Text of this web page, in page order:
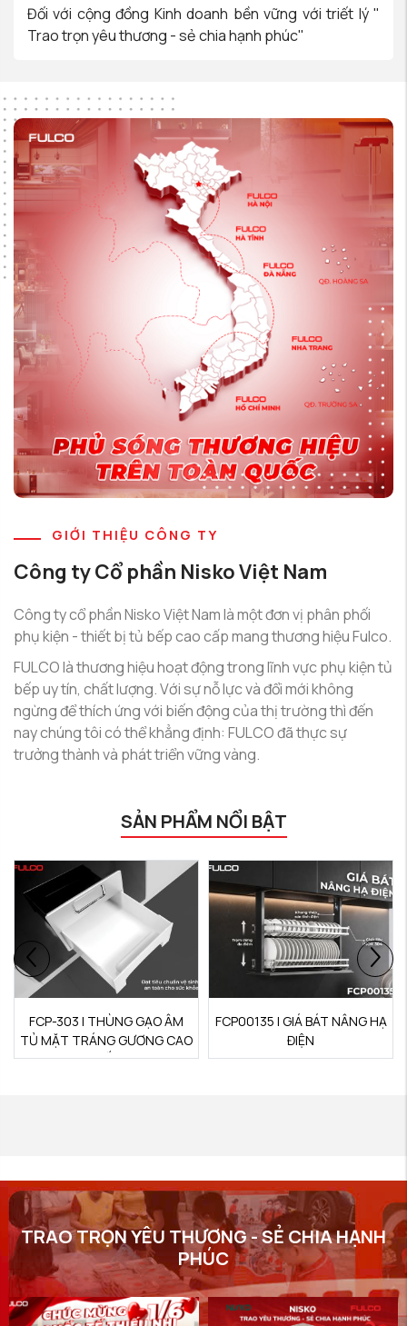
Đối với cộng đồng Kinh doanh bền vững với triết lý "
Trao trọn yêu thương - sẻ chia hạnh phúc"
GIỚI THIỆU CÔNG TY
Công ty Cổ phần Nisko Việt Nam
Công ty cổ phần Nisko Việt Nam là một đơn vị phân phối
phụ kiện - thiết bị tủ bếp cao cấp mang thương hiệu Fulco.
FULCO là thương hiệu hoạt động trong lĩnh vực phụ kiện tủ
bếp uy tín, chất lượng. Với sự nỗ lực và đổi mới không
ngừng để thích ứng với biến động của thị trường thì đến
nay chúng tôi có thể khẳng định: FULCO đã thực sự
trưởng thành và phát triển vững vàng.
SẢN PHẨM NỔI BẬT
FCP-303 | THÙNG GẠO ÂM
TỦ MẶT TRÁNG GƯƠNG CAO
CẤP
FCP00135 | GIÁ BÁT NÂNG HẠ
ĐIỆN
TRAO TRỌN YÊU THƯƠNG - SẺ CHIA HẠNH
PHÚC